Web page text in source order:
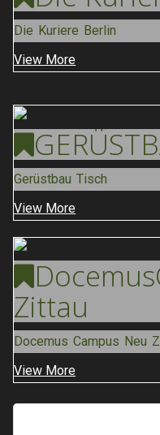
Die Kuriere Berlin
View More
Gerüstbau Tisch
View More
Docemus
Zittau
Docemus Campus Neu
View More